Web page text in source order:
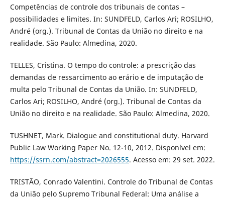
Competências de controle dos tribunais de contas –
possibilidades e limites. In: SUNDFELD, Carlos Ari; ROSILHO,
André (org.). Tribunal de Contas da União no direito e na
realidade. São Paulo: Almedina, 2020.
TELLES, Cristina. O tempo do controle: a prescrição das
demandas de ressarcimento ao erário e de imputação de
multa pelo Tribunal de Contas da União. In: SUNDFELD,
Carlos Ari; ROSILHO, André (org.). Tribunal de Contas da
União no direito e na realidade. São Paulo: Almedina, 2020.
TUSHNET, Mark. Dialogue and constitutional duty. Harvard
Public Law Working Paper No. 12-10, 2012. Disponível em:
https://ssrn.com/abstract=2026555. Acesso em: 29 set. 2022.
TRISTÃO, Conrado Valentini. Controle do Tribunal de Contas
da União pelo Supremo Tribunal Federal: Uma análise a